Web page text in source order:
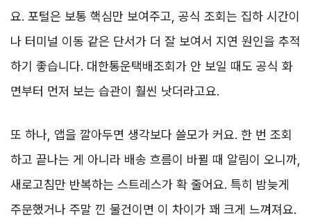
요. 포털은 보통 핵심만 보여주고, 공식 조회는 집하 시간이
나 터미널 이동 같은 단서가 더 잘 보여서 지연 원인을 추적
하기 좋습니다. 대한통운택배조회가 안 보일 때도 공식 화
면부터 먼저 보는 습관이 훨씬 낫더라고요.
또 하나, 앱을 깔아두면 생각보다 쓸모가 커요. 한 번 조회
하고 끝나는 게 아니라 배송 흐름이 바뀔 때 알림이 오니까,
새로고침만 반복하는 스트레스가 확 줄어요. 특히 밤늦게
주문했거나 주말 낀 물건이면 이 차이가 꽤 크게 느껴져요.